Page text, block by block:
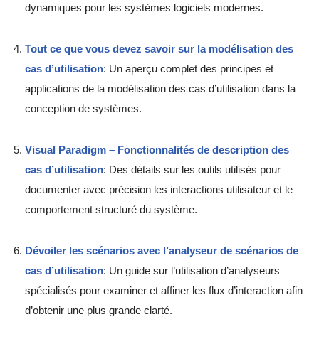
dynamiques pour les systèmes logiciels modernes.
Tout ce que vous devez savoir sur la modélisation des
cas d’utilisation: Un aperçu complet des principes et
applications de la modélisation des cas d’utilisation dans la
conception de systèmes.
Visual Paradigm – Fonctionnalités de description des
cas d’utilisation: Des détails sur les outils utilisés pour
documenter avec précision les interactions utilisateur et le
comportement structuré du système.
Dévoiler les scénarios avec l’analyseur de scénarios de
cas d’utilisation: Un guide sur l’utilisation d’analyseurs
spécialisés pour examiner et affiner les flux d’interaction afin
d’obtenir une plus grande clarté.